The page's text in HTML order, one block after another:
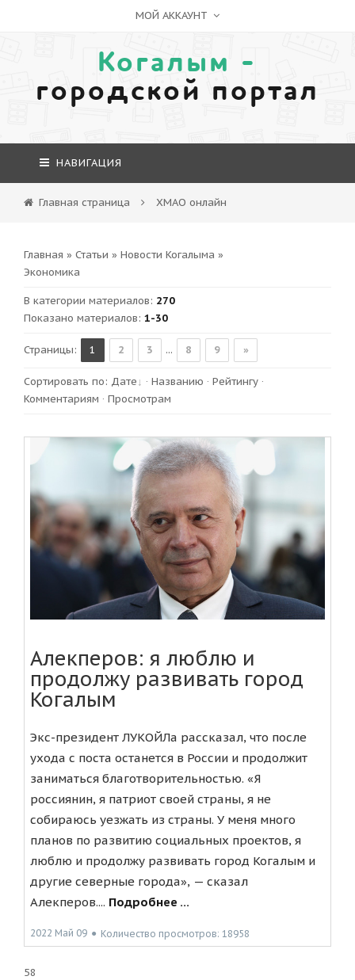
МОЙ АККАУНТ
Когалым -
городской портал
НАВИГАЦИЯ
Главная страница ХМАО онлайн
Главная » Статьи » Новости Когалыма »
Экономика
В категории материалов: 270
Показано материалов: 1-30
Страницы: 1 2 3 ... 8 9 »
Сортировать по: Дате · Названию · Рейтингу ·
Комментариям · Просмотрам
Алекперов: я люблю и
продолжу развивать город
Когалым
Экс-президент ЛУКОЙЛа рассказал, что после
ухода с поста останется в России и продолжит
заниматься благотворительностью. «Я
россиянин, я патриот своей страны, я не
собираюсь уезжать из страны. У меня много
планов по развитию социальных проектов, я
люблю и продолжу развивать город Когалым и
другие северные города», — сказал
Алекперов.... Подробнее ...
2022 Май 09 ● Количество просмотров: 18958
58